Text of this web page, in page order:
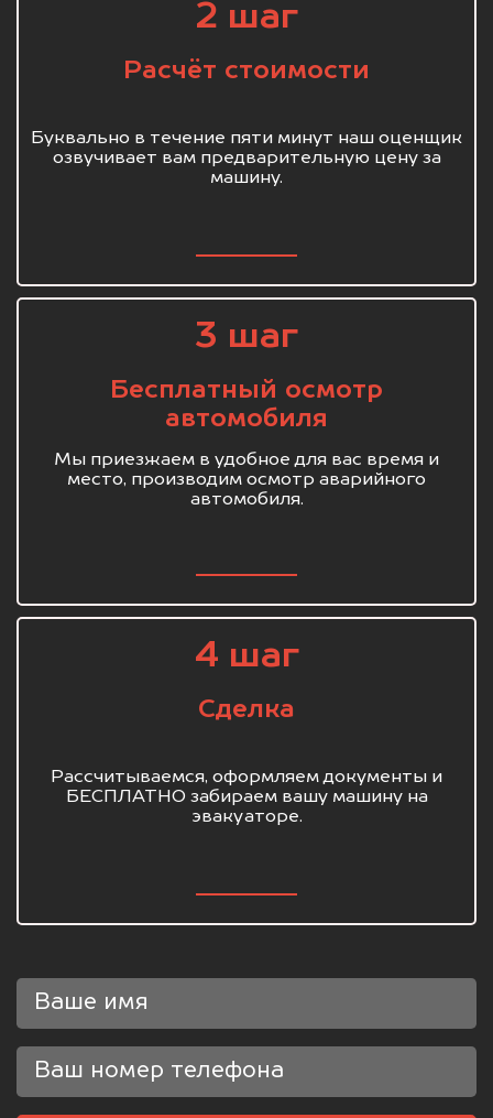
2 шаг
Расчёт стоимости
Буквально в течение пяти минут наш оценщик
озвучивает вам предварительную цену за
машину.
3 шаг
Бесплатный осмотр
автомобиля
Мы приезжаем в удобное для вас время и
место, производим осмотр аварийного
автомобиля.
4 шаг
Сделка
Рассчитываемся, оформляем документы и
БЕСПЛАТНО забираем вашу машину на
эвакуаторе.